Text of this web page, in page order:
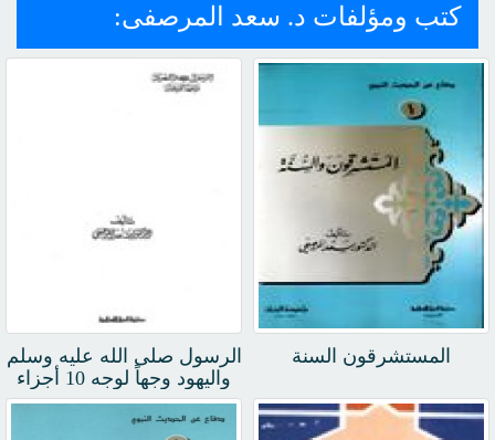
كتب ومؤلفات د. سعد المرصفى:
المستشرقون السنة
الرسول صلى الله عليه وسلم
واليهود وجهاً لوجه 10 أجزاء